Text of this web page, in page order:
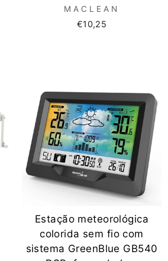
MACLEAN
€10,25
Estação meteorológica
colorida sem fio com
sistema GreenBlue GB540